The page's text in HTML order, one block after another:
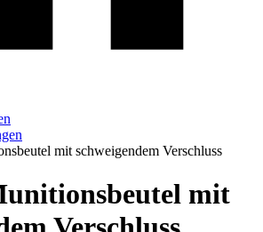
mit schweigendem Verschluss
mit